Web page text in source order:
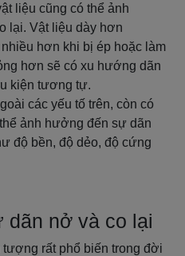
liệu cũng có thể ảnh
lại. Vật liệu dày hơn
hơn khi bị ép hoặc làm
hơn sẽ có xu hướng dãn
kiện tương tự.
các yếu tố trên, còn có
ảnh hưởng đến sự dãn
độ bền, độ dẻo, độ cứng
dãn nở và co lại
rất phổ biến trong đời